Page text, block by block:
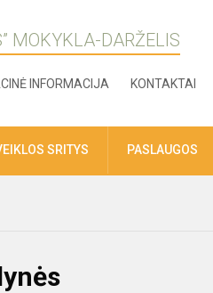
MOKYKLA-DARŽELIS
INFORMACIJA KONTAKTAI
SRITYS PASLAUGOS